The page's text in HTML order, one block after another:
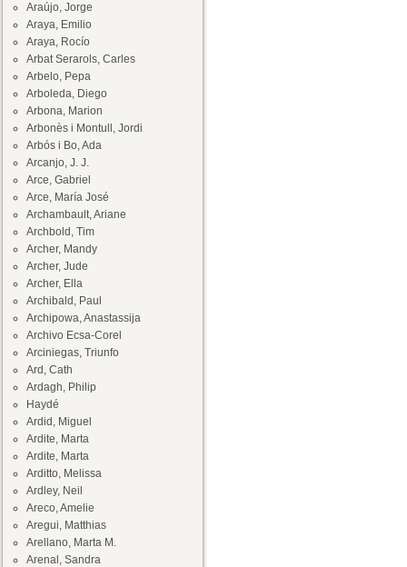
Araújo, Jorge
Araya, Emilio
Araya, Rocío
Arbat Serarols, Carles
Arbelo, Pepa
Arboleda, Diego
Arbona, Marion
Arbonès i Montull, Jordi
Arbós i Bo, Ada
Arcanjo, J. J.
Arce, Gabriel
Arce, María José
Archambault, Ariane
Archbold, Tim
Archer, Mandy
Archer, Jude
Archer, Ella
Archibald, Paul
Archipowa, Anastassija
Archivo Ecsa-Corel
Arciniegas, Triunfo
Ard, Cath
Ardagh, Philip
Haydé
Ardid, Miguel
Ardite, Marta
Ardite, Marta
Arditto, Melissa
Ardley, Neil
Areco, Amelie
Aregui, Matthias
Arellano, Marta M.
Arenal, Sandra